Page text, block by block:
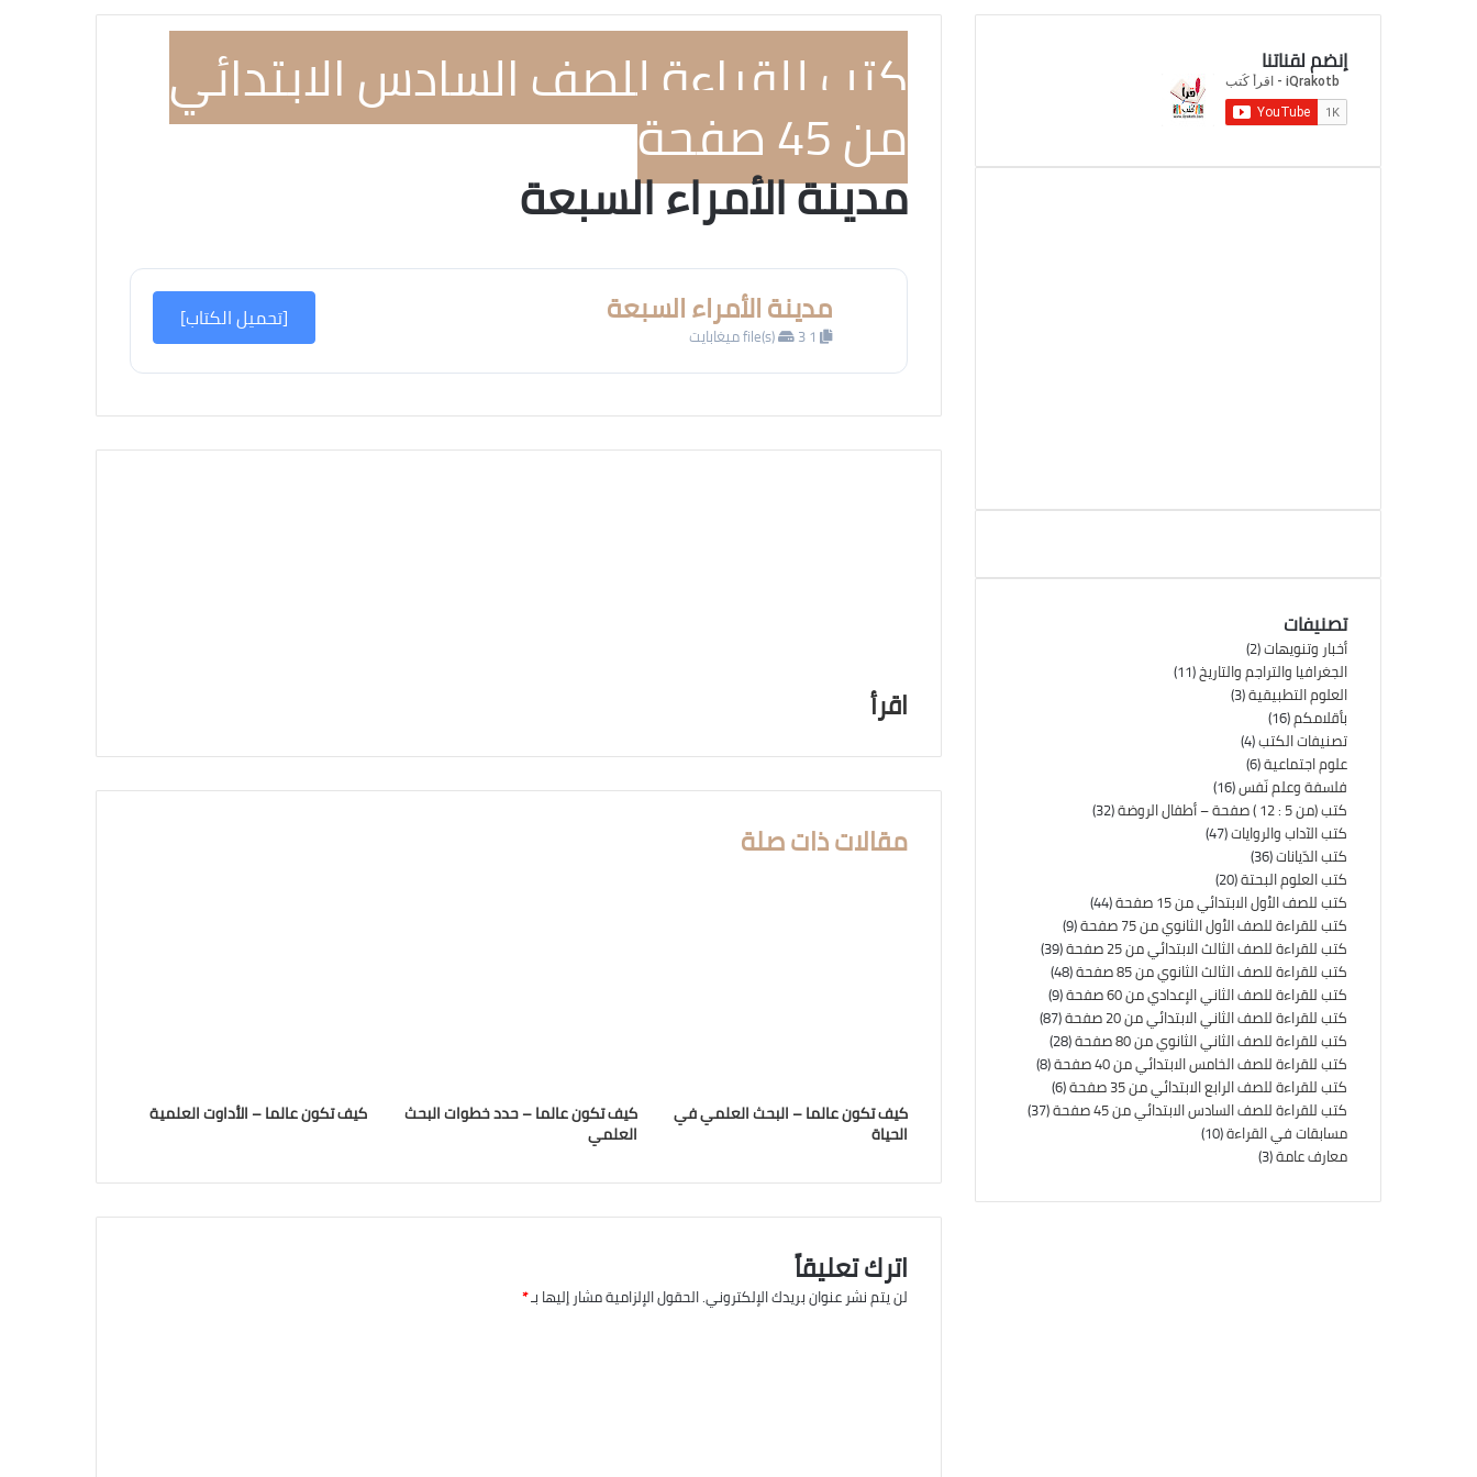
عشوائي
كتب للقراءة للصف السادس الابتدائي
من 45 صفحة
مدينة الأمراء السبعة
مدينة الأمراء السبعة
3 ميغابايت
[تحميل الكتاب]
اقرأ
مقالات ذات صلة
كيف تكون عالما – الأداوت العلمية كيف تكون عالما – حدد خطوات البحث
العلمي
كيف تكون عالما – البحث العلمي في
الحياة
اترك تعليقاً
لن يتم نشر عنوان بريدك الإلكتروني.الحقول الإلزامية مشار إليها بـ*
إنضم لقناتنا
تصنيفات
أخبار وتنويهات(2)
الجغرافيا والتراجم والتاريخ(11)
العلوم التطبيقية(3)
بأقلامكم(16)
تصنيفات الكتب(4)
علوم اجتماعية(6)
فلسفة وعلم نّفس(16)
كتب (من 5 : 12 ) صفحة – أطفال الروضة
(32)
كتب الآداب والروايات(47)
كتب الدّيانات(36)
كتب العلوم البحتة(20)
كتب للصف الأول الابتدائي من 15 صفحة
(44)
كتب للقراءة للصف الأول الثانوي من 75 صفحة
(9)
كتب للقراءة للصف الثالث الابتدائي من 25 صفحة
(39)
كتب للقراءة للصف الثالث الثانوي من 85 صفحة
(48)
كتب للقراءة للصف الثاني الإعدادي من 60 صفحة
(9)
كتب للقراءة للصف الثاني الابتدائي من 20 صفحة
(87)
كتب للقراءة للصف الثاني الثانوي من 80 صفحة
(28)
كتب للقراءة للصف الخامس الابتدائي من 40 صفحة
(8)
كتب للقراءة للصف الرابع الابتدائي من 35 صفحة
(6)
كتب للقراءة للصف السادس الابتدائي من 45 صفحة
(37)
مسابقات في القراءة(10)
معارف عامة(3)